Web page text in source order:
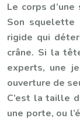
Le corps
Son
rigide qui
crâne. Si la
experts, une
ouverture de
C’est la taille
une porte, ou